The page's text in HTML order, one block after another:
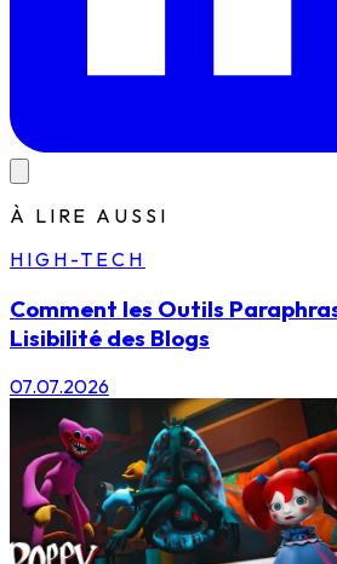
À LIRE AUSSI
HIGH-TECH
Comment les Outils
Lisibilité des Blogs
07.07.2026